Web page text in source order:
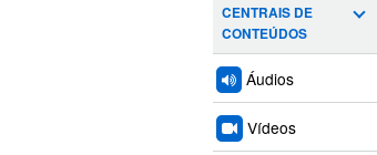
CENTRAIS DE
CONTEÚDOS
Áudios
Vídeos